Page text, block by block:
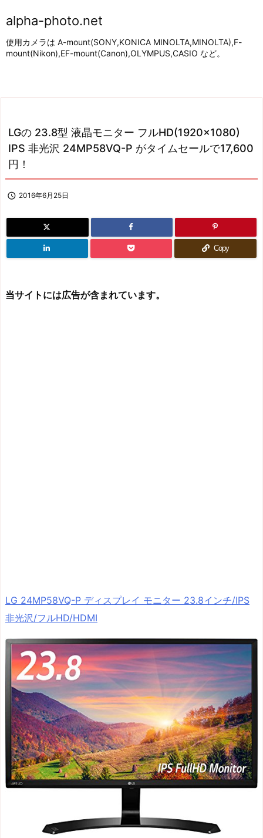
alpha-photo.net
使用カメラは A-mount(SONY,KONICA MINOLTA,MINOLTA),F-
mount(Nikon),EF-mount(Canon),OLYMPUS,CASIO など。
LGの 23.8型 液晶モニター フルHD(1920×1080)
IPS 非光沢 24MP58VQ-P がタイムセールで17,600
円！
 2016年6月25日
Copy
当サイトには広告が含まれています。
LG 24MP58VQ-P ディスプレイ モニター 23.8インチ/IPS
非光沢/フルHD/HDMI